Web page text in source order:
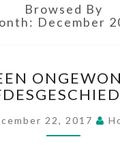
Browsed By
December
E
N
N
G
22, 2017